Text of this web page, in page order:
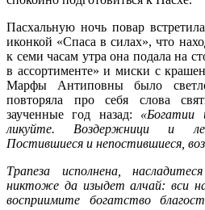
Пасхальную ночь повар
иконкой «Спаса в силах», что
к семи часам утра она подала на
в ассортименте» и миски с
Марфы Антиповны было
повторяла про себя слова
заученные год назад: «Богатии
ликуйте. Воздержници и
Постившиеся и непостившиеся,
Трапеза исполнена,
никтоже да изыдет алчай: вси
восприимите богатство